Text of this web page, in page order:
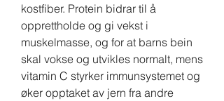
kostfiber. Protein bidrar til å
opprettholde og gi vekst i
muskelmasse, og for at barns bein
skal vokse og utvikles normalt, mens
vitamin C styrker immunsystemet og
øker opptaket av jern fra andre